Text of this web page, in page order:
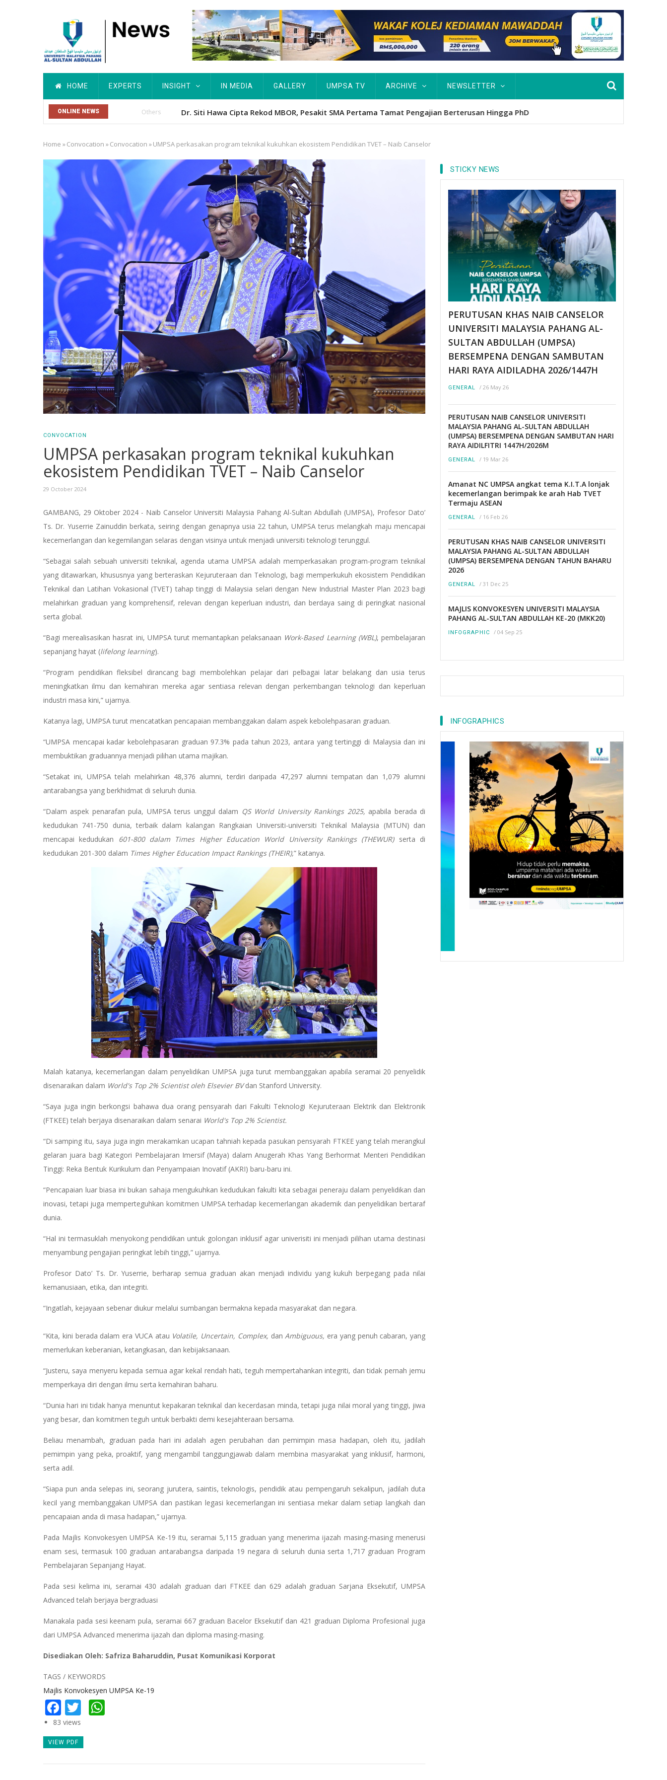
Main
navigation
HOME EXPERTS INSIGHT IN MEDIA GALLERY UMPSA TV ARCHIVE NEWSLETTER
ONLINE NEWS Dr. Siti Hawa Cipta Rekod MBOR, Pesakit SMA Pertama Tamat Pengajian Berterusan Hingga PhD
Breadcrumb
Home »Convocation »Convocation »UMPSA perkasakan program teknikal kukuhkan ekosistem Pendidikan TVET – Naib Canselor
CONVOCATION
UMPSA perkasakan program teknikal kukuhkan
ekosistem Pendidikan TVET – Naib Canselor
29 October 2024
GAMBANG, 29 Oktober 2024 - Naib Canselor Universiti Malaysia Pahang Al-Sultan Abdullah (UMPSA), Profesor Dato’
Ts. Dr. Yuserrie Zainuddin berkata, seiring dengan genapnya usia 22 tahun, UMPSA terus melangkah maju mencapai
kecemerlangan dan kegemilangan selaras dengan visinya untuk menjadi universiti teknologi terunggul.
“Sebagai salah sebuah universiti teknikal, agenda utama UMPSA adalah memperkasakan program-program teknikal
yang ditawarkan, khususnya yang berteraskan Kejuruteraan dan Teknologi, bagi memperkukuh ekosistem Pendidikan
Teknikal dan Latihan Vokasional (TVET) tahap tinggi di Malaysia selari dengan New Industrial Master Plan 2023 bagi
melahirkan graduan yang komprehensif, relevan dengan keperluan industri, dan berdaya saing di peringkat nasional
serta global.
“Bagi merealisasikan hasrat ini, UMPSA turut memantapkan pelaksanaan Work-Based Learning (WBL), pembelajaran
sepanjang hayat (lifelong learning).
“Program pendidikan fleksibel dirancang bagi membolehkan pelajar dari pelbagai latar belakang dan usia terus
meningkatkan ilmu dan kemahiran mereka agar sentiasa relevan dengan perkembangan teknologi dan keperluan
industri masa kini,” ujarnya.
Katanya lagi, UMPSA turut mencatatkan pencapaian membanggakan dalam aspek kebolehpasaran graduan.
“UMPSA mencapai kadar kebolehpasaran graduan 97.3% pada tahun 2023, antara yang tertinggi di Malaysia dan ini
membuktikan graduannya menjadi pilihan utama majikan.
“Setakat ini, UMPSA telah melahirkan 48,376 alumni, terdiri daripada 47,297 alumni tempatan dan 1,079 alumni
antarabangsa yang berkhidmat di seluruh dunia.
“Dalam aspek penarafan pula, UMPSA terus unggul dalam QS World University Rankings 2025, apabila berada di
kedudukan 741-750 dunia, terbaik dalam kalangan Rangkaian Universiti-universiti Teknikal Malaysia (MTUN) dan
mencapai kedudukan 601-800 dalam Times Higher Education World University Rankings (THEWUR) serta di
kedudukan 201-300 dalam Times Higher Education Impact Rankings (THEIR),” katanya.
Malah katanya, kecemerlangan dalam penyelidikan UMPSA juga turut membanggakan apabila seramai 20 penyelidik
disenaraikan dalam World's Top 2% Scientist oleh Elsevier BVdan Stanford University.
“Saya juga ingin berkongsi bahawa dua orang pensyarah dari Fakulti Teknologi Kejuruteraan Elektrik dan Elektronik
(FTKEE) telah berjaya disenaraikan dalam senarai World's Top 2% Scientist.
“Di samping itu, saya juga ingin merakamkan ucapan tahniah kepada pasukan pensyarah FTKEE yang telah merangkul
gelaran juara bagi Kategori Pembelajaran Imersif (Maya) dalam Anugerah Khas Yang Berhormat Menteri Pendidikan
Tinggi: Reka Bentuk Kurikulum dan Penyampaian Inovatif (AKRI) baru-baru ini.
“Pencapaian luar biasa ini bukan sahaja mengukuhkan kedudukan fakulti kita sebagai peneraju dalam penyelidikan dan
inovasi, tetapi juga memperteguhkan komitmen UMPSA terhadap kecemerlangan akademik dan penyelidikan bertaraf
dunia.
“Hal ini termasuklah menyokong pendidikan untuk golongan inklusif agar univerisiti ini menjadi pilihan utama destinasi
menyambung pengajian peringkat lebih tinggi,” ujarnya.
Profesor Dato’ Ts. Dr. Yuserrie, berharap semua graduan akan menjadi individu yang kukuh berpegang pada nilai
kemanusiaan, etika, dan integriti.
“Ingatlah, kejayaan sebenar diukur melalui sumbangan bermakna kepada masyarakat dan negara.
“Kita, kini berada dalam era VUCA atau Volatile, Uncertain, Complex, dan Ambiguous, era yang penuh cabaran, yang
memerlukan keberanian, ketangkasan, dan kebijaksanaan.
“Justeru, saya menyeru kepada semua agar kekal rendah hati, teguh mempertahankan integriti, dan tidak pernah jemu
memperkaya diri dengan ilmu serta kemahiran baharu.
“Dunia hari ini tidak hanya menuntut kepakaran teknikal dan kecerdasan minda, tetapi juga nilai moral yang tinggi, jiwa
yang besar, dan komitmen teguh untuk berbakti demi kesejahteraan bersama.
Beliau menambah, graduan pada hari ini adalah agen perubahan dan pemimpin masa hadapan, oleh itu, jadilah
pemimpin yang peka, proaktif, yang mengambil tanggungjawab dalam membina masyarakat yang inklusif, harmoni,
serta adil.
“Siapa pun anda selepas ini, seorang jurutera, saintis, teknologis, pendidik atau pempengaruh sekalipun, jadilah duta
kecil yang membanggakan UMPSA dan pastikan legasi kecemerlangan ini sentiasa mekar dalam setiap langkah dan
pencapaian anda di masa hadapan,” ujarnya.
Pada Majlis Konvokesyen UMPSA Ke-19 itu, seramai 5,115 graduan yang menerima ijazah masing-masing menerusi
enam sesi, termasuk 100 graduan antarabangsa daripada 19 negara di seluruh dunia serta 1,717 graduan Program
Pembelajaran Sepanjang Hayat.
Pada sesi kelima ini, seramai 430 adalah graduan dari FTKEE dan 629 adalah graduan Sarjana Eksekutif, UMPSA
Advanced telah berjaya bergraduasi
Manakala pada sesi keenam pula, seramai 667 graduan Bacelor Eksekutif dan 421 graduan Diploma Profesional juga
dari UMPSA Advanced menerima ijazah dan diploma masing-masing.
Disediakan Oleh: Safriza Baharuddin, Pusat Komunikasi Korporat
TAGS / KEYWORDS
Majlis Konvokesyen UMPSA Ke-19
Facebook
Twitter
83 views
VIEW PDF
STICKY NEWS
PERUTUSAN KHAS NAIB CANSELOR
UNIVERSITI MALAYSIA PAHANG AL-
SULTAN ABDULLAH (UMPSA)
BERSEMPENA DENGAN SAMBUTAN
HARI RAYA AIDILADHA 2026/1447H
GENERAL / 26 May 26
PERUTUSAN NAIB CANSELOR UNIVERSITI
MALAYSIA PAHANG AL-SULTAN ABDULLAH
(UMPSA) BERSEMPENA DENGAN SAMBUTAN HARI
RAYA AIDILFITRI 1447H/2026M
GENERAL / 19 Mar 26
Amanat NC UMPSA angkat tema K.I.T.A lonjak
kecemerlangan berimpak ke arah Hab TVET
Termaju ASEAN
GENERAL / 16 Feb 26
PERUTUSAN KHAS NAIB CANSELOR UNIVERSITI
MALAYSIA PAHANG AL-SULTAN ABDULLAH
(UMPSA) BERSEMPENA DENGAN TAHUN BAHARU
2026
GENERAL / 31 Dec 25
MAJLIS KONVOKESYEN UNIVERSITI MALAYSIA
PAHANG AL-SULTAN ABDULLAH KE-20 (MKK20)
INFOGRAPHIC / 04 Sep 25
INFOGRAPHICS